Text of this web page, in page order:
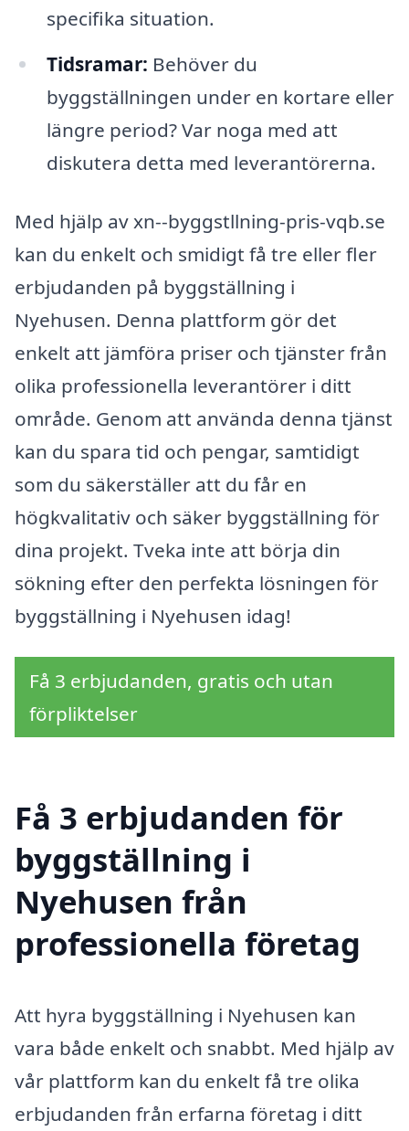
specifika situation.
Tidsramar: Behöver du
byggställningen under en kortare eller
längre period? Var noga med att
diskutera detta med leverantörerna.
Med hjälp av xn--byggstllning-pris-vqb.se
kan du enkelt och smidigt få tre eller fler
erbjudanden på byggställning i
Nyehusen. Denna plattform gör det
enkelt att jämföra priser och tjänster från
olika professionella leverantörer i ditt
område. Genom att använda denna tjänst
kan du spara tid och pengar, samtidigt
som du säkerställer att du får en
högkvalitativ och säker byggställning för
dina projekt. Tveka inte att börja din
sökning efter den perfekta lösningen för
byggställning i Nyehusen idag!
Få 3 erbjudanden, gratis och utan
förpliktelser
Få 3 erbjudanden för
byggställning i
Nyehusen från
professionella företag
Att hyra byggställning i Nyehusen kan
vara både enkelt och snabbt. Med hjälp av
vår plattform kan du enkelt få tre olika
erbjudanden från erfarna företag i ditt